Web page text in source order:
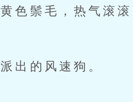
鬃毛，热气滚滚
的风速狗。